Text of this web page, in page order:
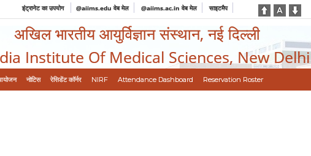
इंट्रानेट का उपयोग @aiims.edu वेब मेल @aiims.ac.in वेब मेल साइटमैप
अखिल भारतीय आयुर्विज्ञान संस्थान, नई दिल्ली
Institute Of Medical Sciences, New Delhi
नोटिस रेसिडेंट कॉर्नर NIRF Attendance Dashboard Reservation Roster